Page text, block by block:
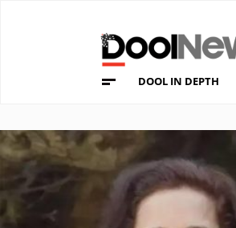
DOOL IN DEPTH